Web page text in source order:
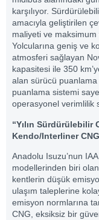
karşılıyor.
amacıyla geliştirilen
maliyeti ve maksimum
Yolcularına geniş ve
atmosferi sağlayan
kapasitesi ile 350
alan sürücü
puanlama sistemi
operasyonel verimlilik
“Yılın
Kendo/Interliner CNG
Anadolu Isuzu’nun
modellerinden biri
kentlerin düşük
ulaşım taleplerine
emisyon normlarına
CNG, eksiksiz bir